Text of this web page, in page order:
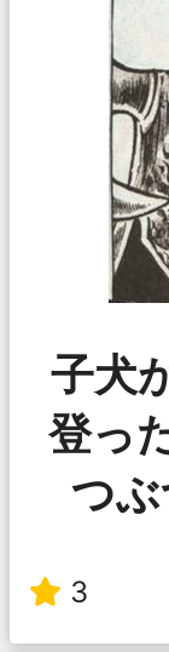
子犬
登っ
つ
3